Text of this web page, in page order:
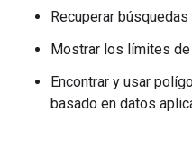
Recuperar
Mostrar los límites
Encontrar y usar
basado en datos